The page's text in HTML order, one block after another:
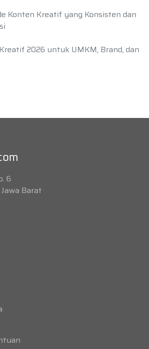
Konten Kreatif yang Konsisten dan
2026 untuk UMKM, Brand, dan
6
Barat